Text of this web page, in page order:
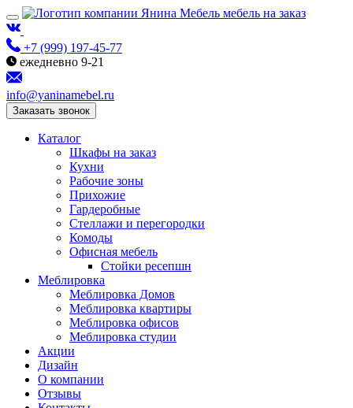
мебель на заказ
+7 (999) 197-45-77
ежедневно 9-21
info@yaninamebel.ru
Заказать звонок
Каталог
Шкафы на заказ
Кухни
Рабочие зоны
Прихожие
Гардеробные
Стеллажи и перегородки
Комоды
Офисная мебель
Стойки ресепшн
Меблировка
Меблировка Домов
Меблировка квартиры
Меблировка офисов
Меблировка студии
Акции
Дизайн
О компании
Отзывы